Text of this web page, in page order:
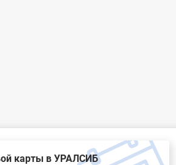
карты в УРАЛСИБ